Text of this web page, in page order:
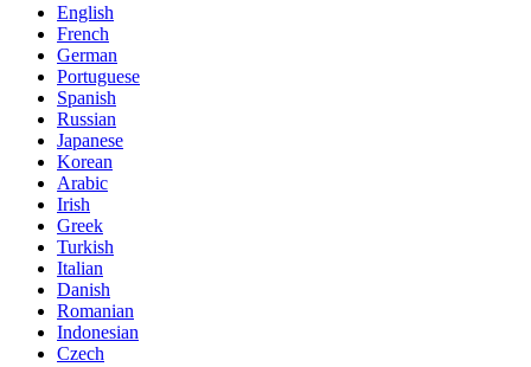
English
French
German
Portuguese
Spanish
Russian
Japanese
Korean
Arabic
Irish
Greek
Turkish
Italian
Danish
Romanian
Indonesian
Czech